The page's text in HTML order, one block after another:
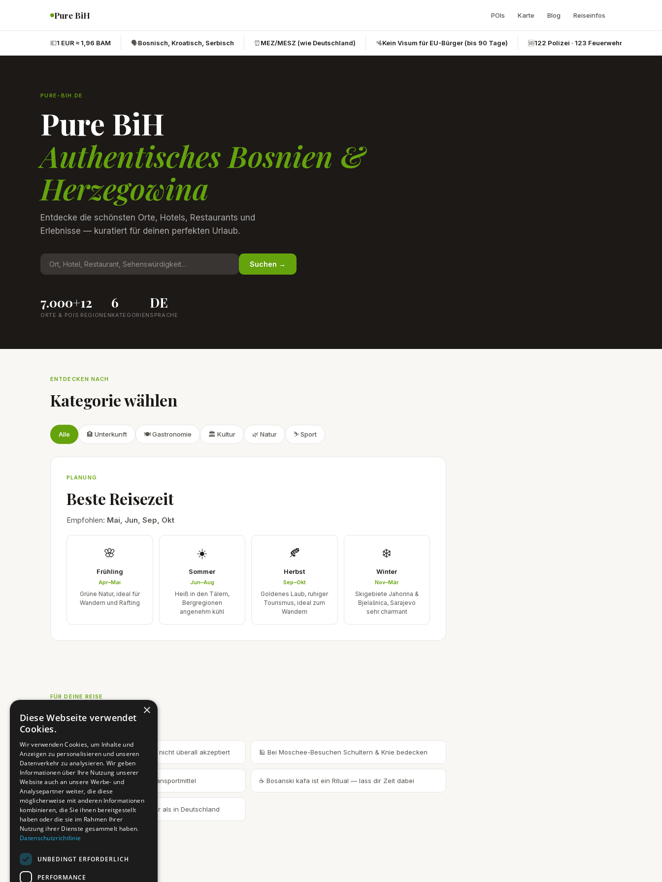
Pure BiH POIs Karte Blog Reiseinfos
💶1 EUR ≈ 1,96 BAM 🗣️Bosnisch, Kroatisch, Serbisch ⏰MEZ/MESZ (wie Deutschland) 🛂Kein Visum für EU-Bürger (bis 90 Tage) 🆘122 Polizei · 123 Feuerwehr · 124
PURE-BIH.DE
Pure BiH
Authentisches Bosnien &
Herzegowina
Entdecke die schönsten Orte, Hotels, Restaurants und
Erlebnisse — kuratiert für deinen perfekten Urlaub.
Suchen →
7.000+
ORTE & POIS
12
REGIONEN
6
KATEGORIEN
DE
SPRACHE
ENTDECKEN NACH
Kategorie wählen
Alle 🏨 Unterkunft 🍽️ Gastronomie 🏛️ Kultur 🌿 Natur ⛷️ Sport
PLANUNG
Beste Reisezeit
Empfohlen: Mai, Jun, Sep, Okt
🌸
Frühling
Apr–Mai
Grüne Natur, ideal für
Wandern und Rafting
☀️
Sommer
Jun–Aug
Heiß in den Tälern,
Bergregionen
angenehm kühl
🍂
Herbst
Sep–Okt
Goldenes Laub, ruhiger
Tourismus, ideal zum
Wandern
❄️
Winter
Nov–Mär
Skigebiete Jahorina &
Bjelašnica, Sarajevo
sehr charmant
FÜR DEINE REISE
Insider-Tipps
💡 Bargeld mitnehmen — Karten nicht überall akzeptiert 🕌 Bei Moschee-Besuchen Schultern & Knie bedecken
🚌 Busse sind das günstigste Transportmittel ☕ Bosanski kafa ist ein Ritual — lass dir Zeit dabei
🛒 Čevapi im Original sind kleiner als in Deutschland
×
Diese Webseite verwendet
Cookies.
Wir verwenden Cookies, um Inhalte und
Anzeigen zu personalisieren und unseren
Datenverkehr zu analysieren. Wir geben
Informationen über Ihre Nutzung unserer
Website auch an unsere Werbe- und
Analysepartner weiter, die diese
möglicherweise mit anderen Informationen
kombinieren, die Sie ihnen bereitgestellt
haben oder die sie im Rahmen Ihrer
Nutzung ihrer Dienste gesammelt haben.
Datenschutzrichtlinie
UNBEDINGT ERFORDERLICH
PERFORMANCE